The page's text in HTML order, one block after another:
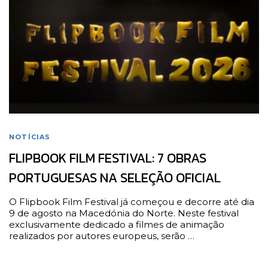
NOTÍCIAS
FLIPBOOK FILM FESTIVAL: 7 OBRAS
PORTUGUESAS NA SELEÇÃO OFICIAL
O Flipbook Film Festival já começou e decorre até dia
9 de agosto na Macedónia do Norte. Neste festival
exclusivamente dedicado a filmes de animação
realizados por autores europeus, serão …